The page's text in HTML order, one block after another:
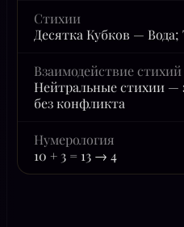
Стихии
Десятка Кубков —
Взаимодействие стихий
Нейтральные стихии —
без конфликта
Нумерология
10 + 3 = 13 → 4